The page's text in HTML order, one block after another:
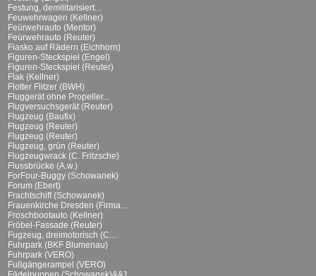
Festung, demilitarisiert...
Feuwehrwagen (Kellner)
Feürwehrauto (Mentor)
Feürwehrauto (Reuter)
Fiasko auf Rädern (Eichhorn)
Figuren-Steckspiel (Engel)
Figuren-Steckspiel (Reuter)
Flak (Kellner)
Flotter Flitzer (BWH)
Fluggerät ohne Propeller...
Flugversuchsgerät (Reuter)
Flugzeug (Baufix)
Flugzeug (Reuter)
Flugzeug (Reuter)
Flugzeug, grün (Reuter)
Flugzeugwrack (C. Fritzsche)
Flussbrücke (A.w.)
ForFour-Buggy (Schowanek)
Forum (Ebert)
Frachtschiff (Schowanek)
Frauenkirche Dresden (Firma...
Froschbootauto (Kellner)
Fröbel-Fassade (Reuter)
Fugzeug, dreimotorisch (C....
Fuhrpark (BKF Blumenau)
Fuhrpark (VERO)
Fußgängerampel (VERO)